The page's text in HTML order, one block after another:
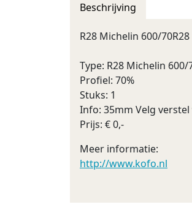
Beschrijving
R28 Michelin 600/70R28
Type: R28 Michelin 600/
Profiel: 70%
Stuks: 1
Info: 35mm Velg
Prijs: € 0,-
Meer informatie:
http://www.kofo.nl